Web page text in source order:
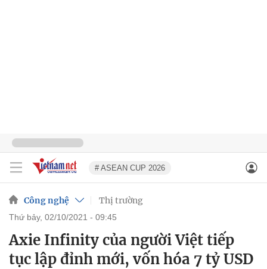
# ASEAN CUP 2026
Công nghệ Thị trường
thứ bảy, 02/10/2021 - 09:45
Axie Infinity của người Việt tiếp
tục lập đỉnh mới, vốn hóa 7 tỷ USD